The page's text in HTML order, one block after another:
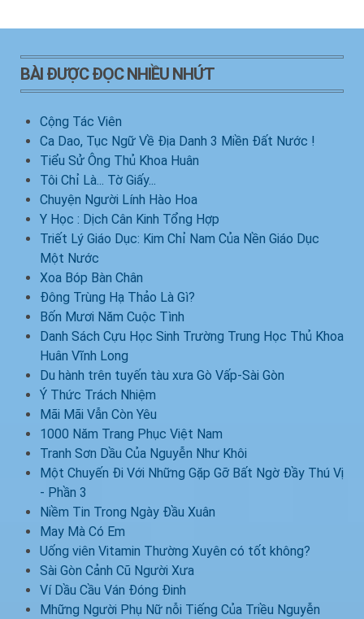
BÀI ĐƯỢC ĐỌC NHIỀU NHỨT
Cộng Tác Viên
Ca Dao, Tục Ngữ Về Địa Danh 3 Miền Đất Nước !
Tiểu Sử Ông Thủ Khoa Huân
Tôi Chỉ Là... Tờ Giấy...
Chuyện Người Lính Hào Hoa
Y Học : Dịch Cân Kinh Tổng Hợp
Triết Lý Giáo Dục: Kim Chỉ Nam Của Nền Giáo Dục
Một Nước
Xoa Bóp Bàn Chân
Đông Trùng Hạ Thảo Là Gì?
Bốn Mươi Năm Cuộc Tình
Danh Sách Cựu Học Sinh Trường Trung Học Thủ Khoa
Huân Vĩnh Long
Du hành trên tuyến tàu xưa Gò Vấp-Sài Gòn
Ý Thức Trách Nhiệm
Mãi Mãi Vẫn Còn Yêu
1000 Năm Trang Phục Việt Nam
Tranh Sơn Dầu Của Nguyễn Như Khôi
Một Chuyến Đi Với Những Gặp Gỡ Bất Ngờ Đầy Thú Vị
- Phần 3
Niềm Tin Trong Ngày Đầu Xuân
May Mà Có Em
Uống viên Vitamin Thường Xuyên có tốt không?
Sài Gòn Cảnh Cũ Người Xưa
Ví Dầu Cầu Ván Đóng Đinh
Mhững Người Phụ Nữ nỗi Tiếng Của Triều Nguyễn